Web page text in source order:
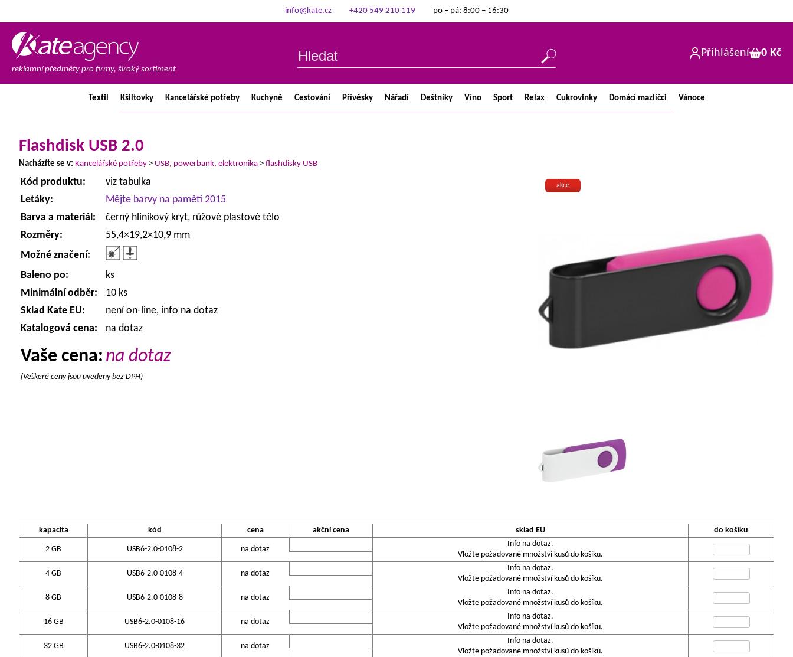
info@kate.cz +420 549 210 119 po – pá: 8:00 – 16:30
reklamní předměty pro firmy, široký sortiment
Přihlášení 0 Kč
Textil Kšiltovky Kancelářské potřeby Kuchyně Cestování Přívěsky Nářadí Deštníky Víno Sport Relax Cukrovinky Domácí mazlíčci Vánoce
Flashdisk USB 2.0
Nacházíte se v: Kancelářské potřeby > USB, powerbank, elektronika > flashdisky USB
akce
Kód produktu:
viz tabulka
Letáky:
Mějte barvy na paměti 2015
Barva a materiál:
černý hliníkový kryt, růžové plastové tělo
Rozměry:
55,4×19,2×10,9 mm
Možné značení:
Baleno po:
ks
Minimální odběr:
10 ks
Sklad Kate EU:
není on-line, info na dotaz
Katalogová cena:
na dotaz
Vaše cena: na dotaz
(Veškeré ceny jsou uvedeny bez DPH)
kapacita kód cena akční cena sklad EU do košíku
2 GB USB6-2.0-0108-2 na dotaz
Info na dotaz.
Vložte požadované množství kusů do košíku.
4 GB USB6-2.0-0108-4 na dotaz
Info na dotaz.
Vložte požadované množství kusů do košíku.
8 GB USB6-2.0-0108-8 na dotaz
Info na dotaz.
Vložte požadované množství kusů do košíku.
16 GB USB6-2.0-0108-16 na dotaz
Info na dotaz.
Vložte požadované množství kusů do košíku.
32 GB USB6-2.0-0108-32 na dotaz
Info na dotaz.
Vložte požadované množství kusů do košíku.